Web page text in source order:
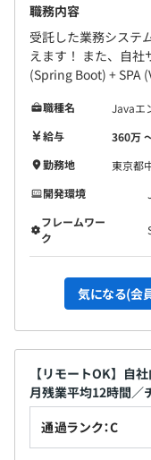
職務内容
受託した業務システ
えます！ また、自社
(Spring Boot) + SPA
職種名
Javaエ
給与
360万
勤務地
東京都
開発環境
フレームワー
ク
気になる(会
【リモートOK】自
月残業平均12時間／
通過ランク：C